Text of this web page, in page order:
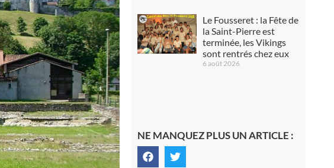
Le Fousseret : la Fête de
la Saint-Pierre est
terminée, les Vikings
sont rentrés chez eux
6 août 2026
NE MANQUEZ PLUS UN ARTICLE :